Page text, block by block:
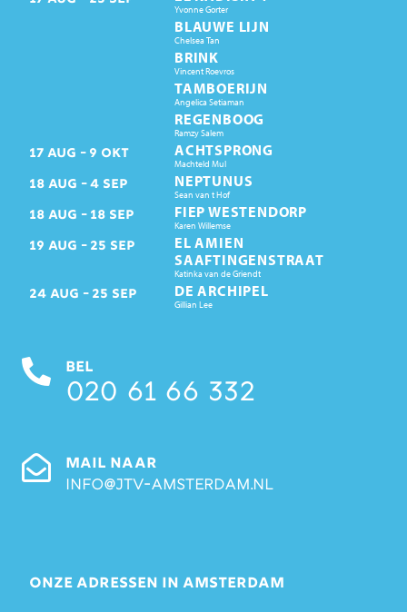
Yvonne Gorter
BLAUWE LIJN
Chelsea Tan
BRINK
Vincent Roevros
TAMBOERIJN
Angelica Setiaman
REGENBOOG
Ramzy Salem
17 AUG 9 OKT ACHTSPRONG
Machteld Mul
18 AUG 4 SEP NEPTUNUS
Sean van t Hof
18 AUG 18 SEP FIEP WESTENDORP
Karen Willemse
19 AUG 25 SEP
EL AMIEN
SAAFTINGENSTRAAT
Katinka van de Griendt
24 AUG 25 SEP DE ARCHIPEL
Gillian Lee
BEL
020 61 66 332
MAIL NAAR
info@jtv-amsterdam.nl
ONZE ADRESSEN IN AMSTERDAM